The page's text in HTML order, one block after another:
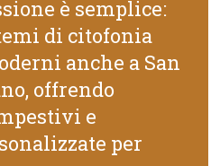
è semplice:
di citofonia
anche a San
offrendo
e
per